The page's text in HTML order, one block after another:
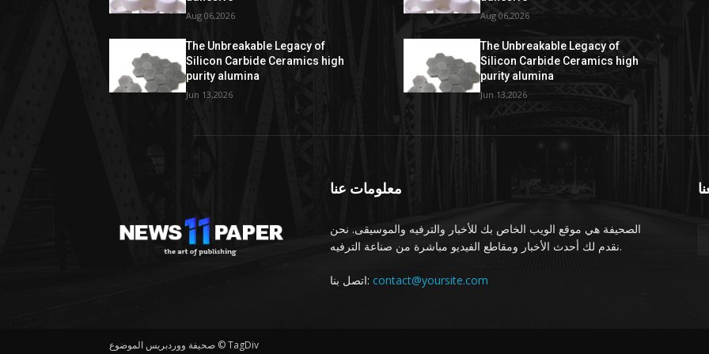
Aug 06,2026
The Unbreakable Legacy of
Silicon Carbide Ceramics high
purity alumina
Jun 13,2026
Aug 06,2026
The Unbreakable Legacy of
Silicon Carbide Ceramics high
purity alumina
Jun 13,2026
معلومات عنا
الصحيفة هي موقع الويب الخاص بك للأخبار والترفيه والموسيقى. نحن
نقدم لك أحدث الأخبار ومقاطع الفيديو مباشرة من صناعة الترفيه.
اتصل بنا: contact@yoursite.com
صحيفة ووردبريس الموضوع © TagDiv